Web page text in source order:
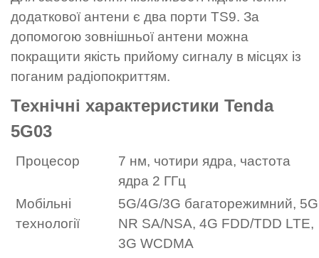
додаткової антени є два порти TS9. За
допомогою зовнішньої антени можна
покращити якість прийому сигналу в місцях із
поганим радіопокриттям.
Технічні характеристики Tenda
5G03
Процесор
7 нм, чотири ядра, частота
ядра 2 ГГц
Мобільні
технології
5G/4G/3G багаторежимний, 5G
NR SA/NSA, 4G FDD/TDD LTE,
3G WCDMA